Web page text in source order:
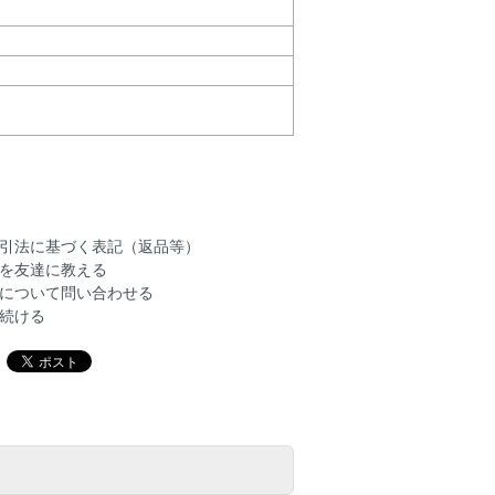
法に基づく表記（返品等）
友達に教える
ついて問い合わせる
ける